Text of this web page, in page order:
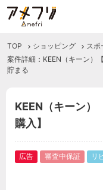
TOP ショッピング スポ
案件詳細：KEEN（キーン）
貯まる
KEEN（キーン
購入】
広告 審査中保証 リ